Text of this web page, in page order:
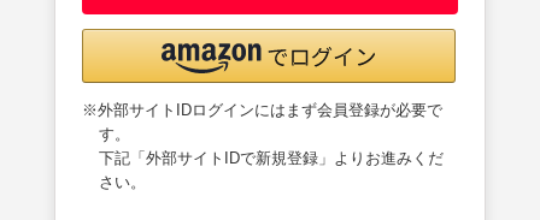
※外部サイトIDログインにはまず会員登録が必要で
す。
下記「外部サイトIDで新規登録」よりお進みくだ
さい。